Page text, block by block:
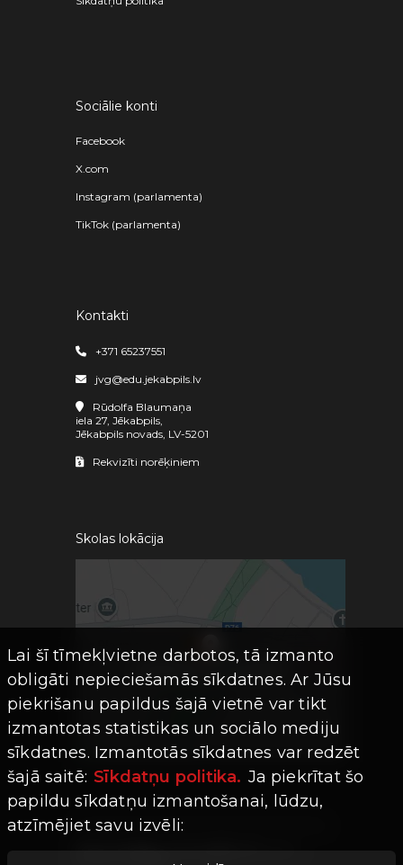
Sociālie konti
Facebook
X.com
Instagram (parlamenta)
TikTok (parlamenta)
Kontakti
+371 65237551
jvg@edu.jekabpils.lv
Rūdolfa Blaumaņa
iela 27, Jēkabpils,
Jēkabpils novads, LV-5201
Rekvizīti norēķiniem
Skolas lokācija
Lai šī tīmekļvietne darbotos, tā izmanto
obligāti nepieciešamās sīkdatnes. Ar Jūsu
piekrišanu papildus šajā vietnē var tikt
izmantotas statistikas un sociālo mediju
sīkdatnes. Izmantotās sīkdatnes var redzēt
šajā saitē: Sīkdatņu politika. Ja piekrītat šo
papildu sīkdatņu izmantošanai, lūdzu,
atzīmējiet savu izvēli: